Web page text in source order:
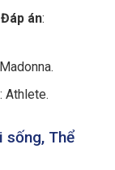
Đáp án:
: Athlete.
sống, Thể